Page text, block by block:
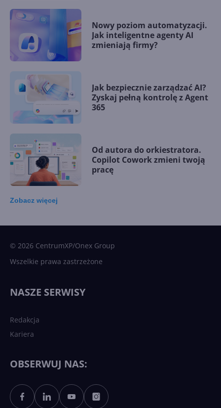
Nowy poziom automatyzacji.
Jak inteligentne agenty AI
zmieniają firmy?
Jak bezpiecznie zarządzać AI?
Zyskaj pełną kontrolę z Agent
365
Od autora do orkiestratora.
Copilot Cowork zmieni twoją
pracę
Sztuczna inteligencja po
Zobacz więcej
© 2026 CentrumXP/Onex Group
Wszelkie prawa zastrzeżone
NASZE SERWISY
Redakcja
Kariera
OBSERWUJ NAS: